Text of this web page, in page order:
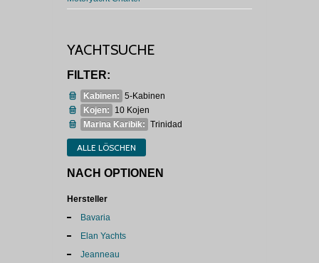
YACHTSUCHE
FILTER:
Kabinen: 5-Kabinen
Kojen:
10 Kojen
Marina Karibik: Trinidad
ALLE LÖSCHEN
NACH OPTIONEN
Hersteller
Bavaria
Elan Yachts
Jeanneau